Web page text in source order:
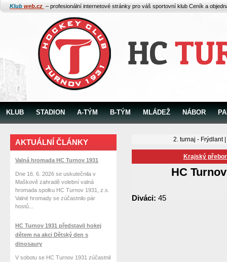
Klub web.cz – profesionální internetové stránky pro váš sportovní klub Ceník a
KLUB STADION A-TÝM B-TÝM MLÁDEŽ NÁBOR
2. turnaj - Frýdlant
Krajský
HC
Diváci: 45
AKTUÁLNÍ ČLÁNKY
Valná hromada HC Turnov 1931
Dne 16. 6. 2026 se uskutečnila v
Maškově zahradě volební valná
hromada spolku HC Turnov 1931, z.s.
Valné hromady se zúčastnilo pár
hostů...
HC Turnov 1931 představil hokej
dětem na akci Dětský den s
dinosaury
V sobotu se HC Turnov 1931 zúčastnil